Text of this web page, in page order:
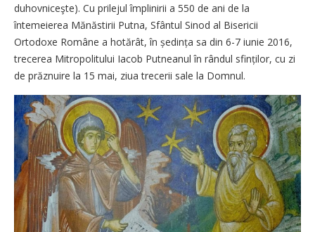
duhovniceşte). Cu prilejul împlinirii a 550 de ani de la
întemeierea Mănăstirii Putna, Sfântul Sinod al Bisericii
Ortodoxe Române a hotărât, în ședința sa din 6-7 iunie 2016,
trecerea Mitropolitului Iacob Putneanul în rândul sfinților, cu zi
de prăznuire la 15 mai, ziua trecerii sale la Domnul.